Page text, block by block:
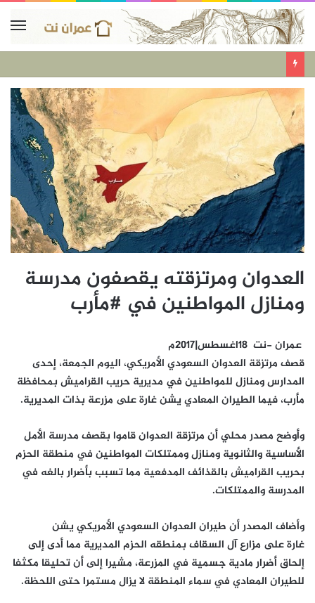
العدوان ومرتزقته يقصفون مدرسة
ومنازل المواطنين في #مأرب
عمران -نت 18اغسطس|2017م
قصف مرتزقة العدوان السعودي الأمريكي، اليوم الجمعة، إحدى
المدارس ومنازل للمواطنين في مديرية حريب القراميش بمحافظة
مأرب، فيما الطيران المعادي يشن غارة على مزرعة بذات المديرية.
وأوضح مصدر محلي أن مرتزقة العدوان قاموا بقصف مدرسة الأمل
الأساسية والثانوية ومنازل وممتلكات المواطنين في منطقة الحزم
بحريب القراميش بالقذائف المدفعية مما تسبب بأضرار بالغه في
المدرسة والممتلكات.
وأضاف المصدر أن طيران العدوان السعودي الأمريكي يشن
غارة على مزارع آل السقاف بمنطقه الحزم المديرية مما أدى إلى
إلحاق أضرار مادية جسمية في المزرعة، مشيرا إلى أن تحليقا مكثفا
للطيران المعادي في سماء المنطقة لا يزال مستمرا حتى اللحظة.